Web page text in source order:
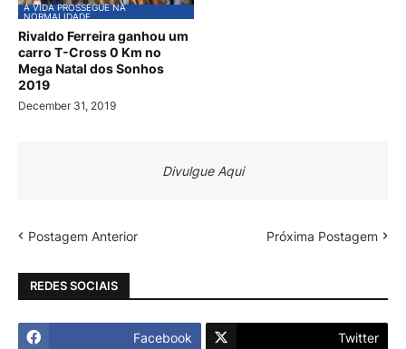
A VIDA PROSSEGUE NA
NORMALIDADE
Rivaldo Ferreira ganhou um
carro T-Cross 0 Km no
Mega Natal dos Sonhos
2019
December 31, 2019
Divulgue Aqui
Postagem Anterior Próxima Postagem
REDES SOCIAIS
Facebook Twitter